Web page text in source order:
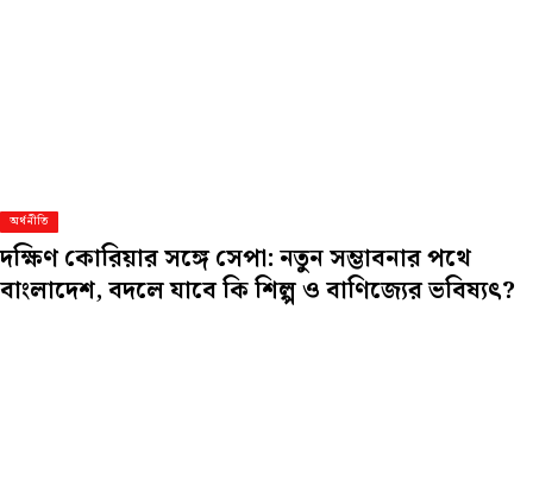
অর্থনীতি
দক্ষিণ কোরিয়ার সঙ্গে সেপা: নতুন সম্ভাবনার পথে
বাংলাদেশ, বদলে যাবে কি শিল্প ও বাণিজ্যের ভবিষ্যৎ?